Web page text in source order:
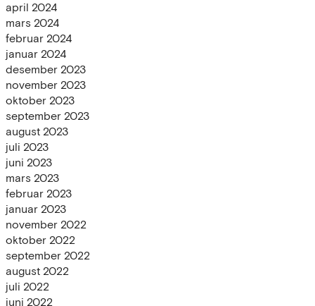
april 2024
mars 2024
februar 2024
januar 2024
desember 2023
november 2023
oktober 2023
september 2023
august 2023
juli 2023
juni 2023
mars 2023
februar 2023
januar 2023
november 2022
oktober 2022
september 2022
august 2022
juli 2022
juni 2022